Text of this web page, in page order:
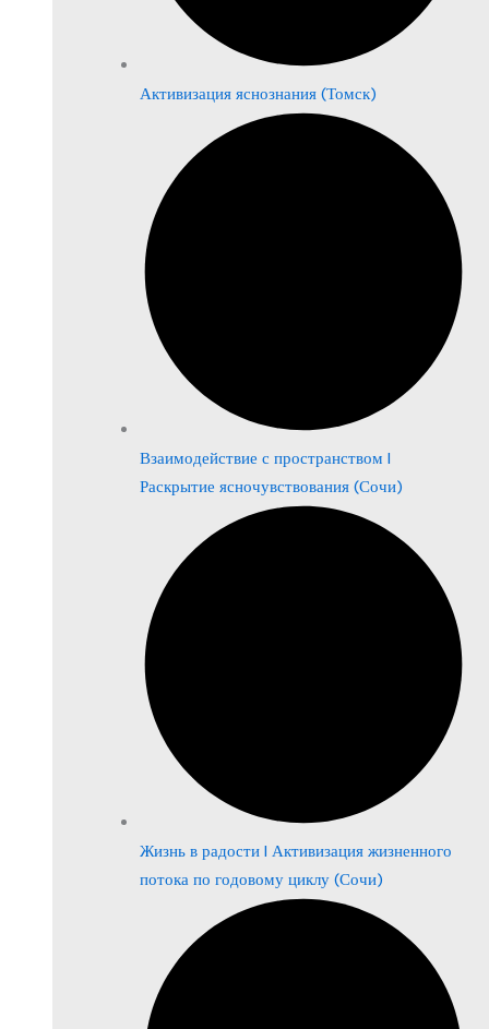
Активизация яснознания (Томск)
Взаимодействие с пространством |
Раскрытие ясночувствования (Сочи)
Жизнь в радости | Активизация жизненного
потока по годовому циклу (Сочи)